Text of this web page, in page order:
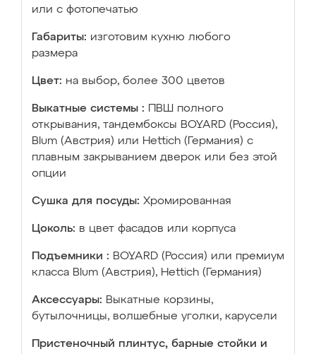
или с фотопечатью
Габариты: изготовим кухню любого
размера
Цвет: на выбор, более 300 цветов
Выкатные системы :
ПВШ полного
открывания, тандембоксы BOYARD (Россия),
Blum (Австрия) или Hettich (Германия) с
плавным закрыванием дверок или без этой
опции
Сушка для посуды: Хромированная
Цоколь: в цвет фасадов или корпуса
Подъемники : BOYARD (Россия) или премиум
класса Blum (Австрия), Hettich (Германия)
Аксессуары: Выкатные корзины,
бутылочницы, волшебные уголки, карусели
Пристеночный плинтус, барные стойки и